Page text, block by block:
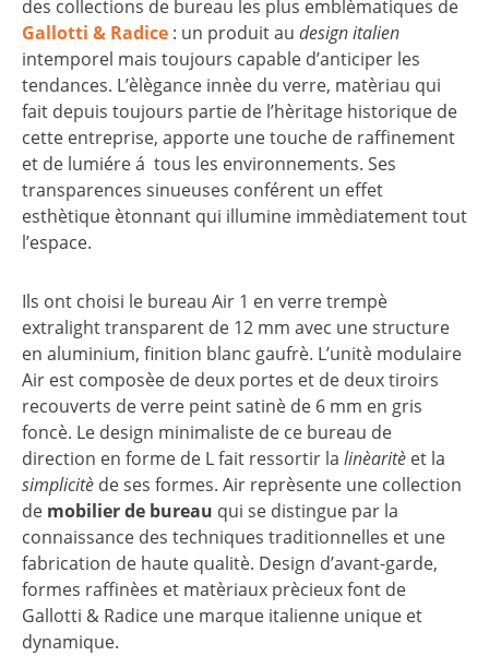
des collections de bureau les plus emblèmatiques de
Gallotti & Radice : un produit au design italien
intemporel mais toujours capable d’anticiper les
tendances. L’èlègance innèe du verre, matèriau qui
fait depuis toujours partie de l’hèritage historique de
cette entreprise, apporte une touche de raffinement
et de lumiére á tous les environnements. Ses
transparences sinueuses conférent un effet
esthètique ètonnant qui illumine immèdiatement tout
l’espace.
Ils ont choisi le bureau Air 1 en verre trempè
extralight transparent de 12 mm avec une structure
en aluminium, finition blanc gaufrè. L’unitè modulaire
Air est composèe de deux portes et de deux tiroirs
recouverts de verre peint satinè de 6 mm en gris
foncè. Le design minimaliste de ce bureau de
direction en forme de L fait ressortir la linèaritè et la
simplicitè de ses formes. Air reprèsente une collection
de mobilier de bureau qui se distingue par la
connaissance des techniques traditionnelles et une
fabrication de haute qualitè. Design d’avant-garde,
formes raffinèes et matèriaux prècieux font de
Gallotti & Radice une marque italienne unique et
dynamique.